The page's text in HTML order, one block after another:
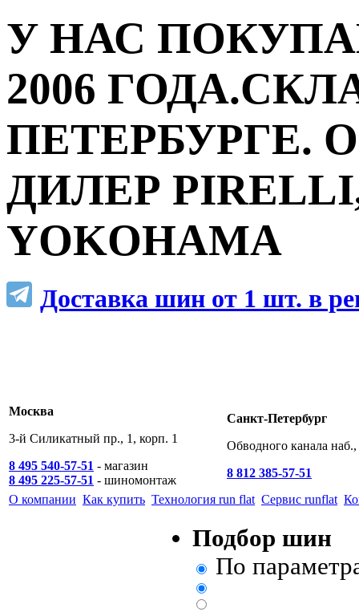
У НАС
2006
ПЕТЕРБУРГЕ.
ДИЛЕР
YOKOHAMA
Доставка шин от 1 шт. в
Москва
3-й Силикатный пр., 1, корп. 1
8 495 540-57-51 - магазин
8 495 225-57-51 - шиномонтаж
Санкт-Петербург
Обводного канала
8 812 385-57-51
О компании Как купить Технология run flat Сервис runflat
Подбор шин
По